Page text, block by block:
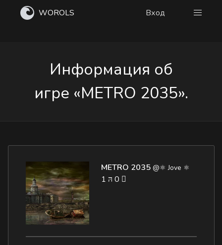
WOROLS Вход
Информация об
игре «METRO 2035».
METRO 2035 @⚛ Jove ⚛
1 0